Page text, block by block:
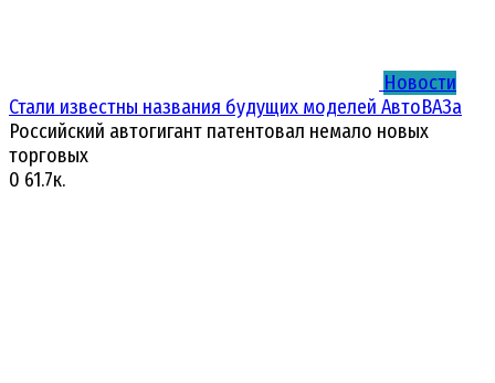
Новости
Стали известны названия будущих моделей АвтоВАЗа
Российский автогигант патентовал немало новых
торговых
0 61.7к.